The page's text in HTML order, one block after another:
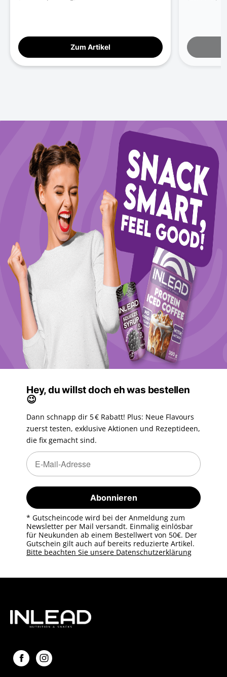
Zum Artikel
Hey, du willst doch eh was bestellen
😉
Dann schnapp dir 5 € Rabatt! Plus: Neue Flavours
zuerst testen, exklusive Aktionen und Rezeptideen,
die fix gemacht sind.
Newsletter Abonnieren
Newsletter Abonnieren
Abonnieren
* Gutscheincode wird bei der Anmeldung zum
Newsletter per Mail versandt. Einmalig einlösbar
für Neukunden ab einem Bestellwert von 50€. Der
Gutschein gilt auch auf bereits reduzierte Artikel.
Bitte beachten Sie unsere Datenschutzerklärung